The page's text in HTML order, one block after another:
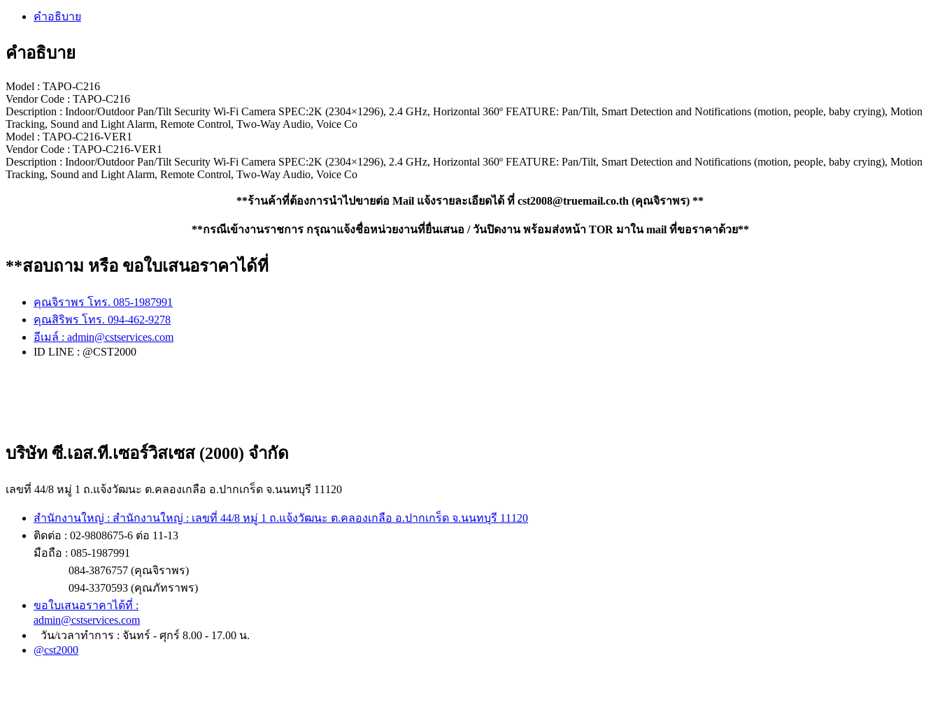
คำอธิบาย
คำอธิบาย
Model : TAPO-C216
Vendor Code : TAPO-C216
Description : Indoor/Outdoor Pan/Tilt Security Wi-Fi Camera SPEC:2K (2304×1296), 2.4 GHz, Horizontal 360º FEATURE: Pan/Tilt, Smart Detection and Notifications (motion, people, baby crying), Motion
Tracking, Sound and Light Alarm, Remote Control, Two-Way Audio, Voice Co
Model : TAPO-C216-VER1
Vendor Code : TAPO-C216-VER1
Description : Indoor/Outdoor Pan/Tilt Security Wi-Fi Camera SPEC:2K (2304×1296), 2.4 GHz, Horizontal 360º FEATURE: Pan/Tilt, Smart Detection and Notifications (motion, people, baby crying), Motion
Tracking, Sound and Light Alarm, Remote Control, Two-Way Audio, Voice Co
**ร้านค้าที่ต้องการนำไปขายต่อ Mail แจ้งรายละเอียดได้ ที่ cst2008@truemail.co.th (คุณจิราพร) **
**กรณีเข้างานราชการ กรุณาแจ้งชื่อหน่วยงานที่ยื่นเสนอ / วันปิดงาน พร้อมส่งหน้า TOR มาใน mail ที่ขอราคาด้วย**
**สอบถาม หรือ ขอใบเสนอราคาได้ที่
คุณจิราพร โทร. 085-1987991
คุณสิริพร โทร. 094-462-9278
อีเมล์ : admin@cstservices.com
ID LINE : @CST2000
บริษัท ซี.เอส.ที.เซอร์วิสเซส (2000) จำกัด
เลขที่ 44/8 หมู่ 1 ถ.แจ้งวัฒนะ ต.คลองเกลือ อ.ปากเกร็ด จ.นนทบุรี 11120
สำนักงานใหญ่ : สำนักงานใหญ่ : เลขที่ 44/8 หมู่ 1 ถ.แจ้งวัฒนะ ต.คลองเกลือ อ.ปากเกร็ด จ.นนทบุรี 11120
ติดต่อ : 02-9808675-6 ต่อ 11-13
มือถือ : 085-1987991
084-3876757 (คุณจิราพร)
094-3370593 (คุณภัทราพร)
ขอใบเสนอราคาได้ที่ :
admin@cstservices.com
วัน/เวลาทำการ : จันทร์ - ศุกร์ 8.00 - 17.00 น.
@cst2000